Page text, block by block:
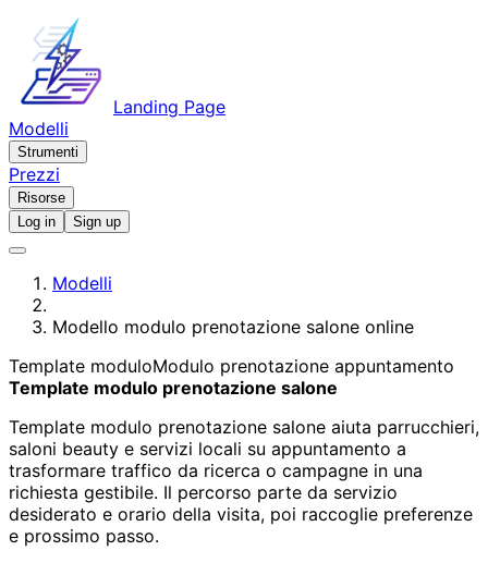
Landing Page
Modelli
Strumenti
Prezzi
Risorse
Log in
Sign up
Modelli
Modello modulo prenotazione salone online
Template moduloModulo prenotazione appuntamento
Template modulo prenotazione salone
Template modulo prenotazione salone aiuta parrucchieri,
saloni beauty e servizi locali su appuntamento a
trasformare traffico da ricerca o campagne in una
richiesta gestibile. Il percorso parte da servizio
desiderato e orario della visita, poi raccoglie preferenze
e prossimo passo.